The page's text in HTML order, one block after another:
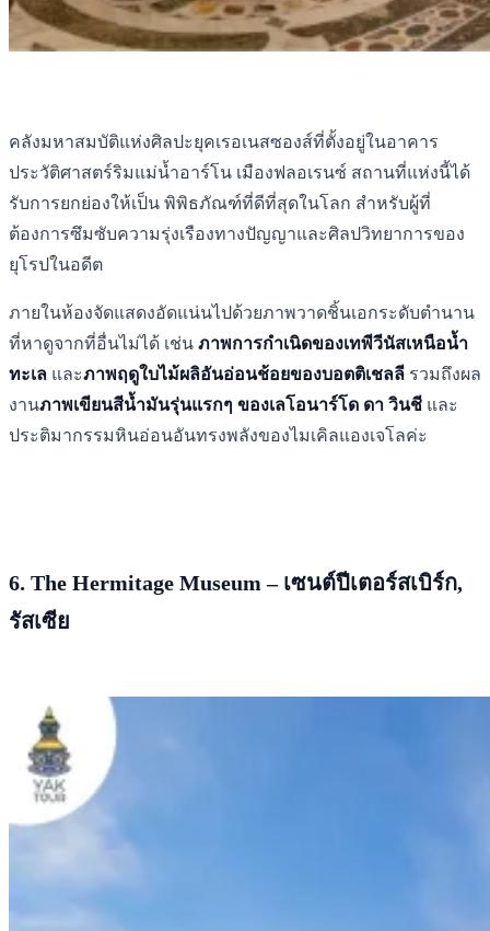
คลังมหาสมบัติแห่งศิลปะยุคเรอเนสซองส์ที่ตั้งอยู่ในอาคาร
ประวัติศาสตร์ริมแม่น้ำอาร์โน เมืองฟลอเรนซ์ สถานที่แห่งนี้ได้
รับการยกย่องให้เป็น พิพิธภัณฑ์ที่ดีที่สุดในโลก สำหรับผู้ที่
ต้องการซึมซับความรุ่งเรืองทางปัญญาและศิลปวิทยาการของ
ยุโรปในอดีต
ภายในห้องจัดแสดงอัดแน่นไปด้วยภาพวาดชิ้นเอกระดับตำนาน
ที่หาดูจากที่อื่นไม่ได้ เช่น ภาพการกำเนิดของเทพีวีนัสเหนือน้ำ
ทะเล และภาพฤดูใบไม้ผลิอันอ่อนช้อยของบอตติเชลลี รวมถึงผล
งานภาพเขียนสีน้ำมันรุ่นแรกๆ ของเลโอนาร์โด ดา วินชี และ
ประติมากรรมหินอ่อนอันทรงพลังของไมเคิลแองเจโลค่ะ
6. The Hermitage Museum – เซนต์ปีเตอร์สเบิร์ก,
รัสเซีย